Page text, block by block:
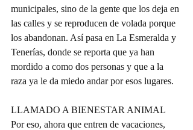
municipales, sino de la gente que los deja en
las calles y se reproducen de volada porque
los abandonan. Así pasa en La Esmeralda y
Tenerías, donde se reporta que ya han
mordido a como dos personas y que a la
raza ya le da miedo andar por esos lugares.
LLAMADO A BIENESTAR ANIMAL
Por eso, ahora que entren de vacaciones,